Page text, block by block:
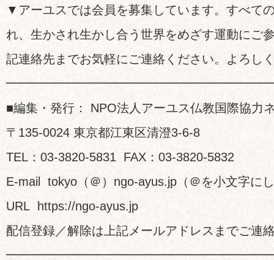
▼アーユスでは会員を募集しています。すべて
れ、生かされ生かし合う世界をめざす運動にご
記連絡先までお気軽にご連絡ください。よろし
■編集・発行： NPO法人アーユス仏教国際協力
〒135-0024 東京都江東区清澄3-6-8
TEL：03-3820-5831 FAX：03-3820-5832
E-mail tokyo（＠）ngo-ayus.jp（＠を小文字に
URL https://ngo-ayus.jp
配信登録／解除は上記メールアドレスまでご連